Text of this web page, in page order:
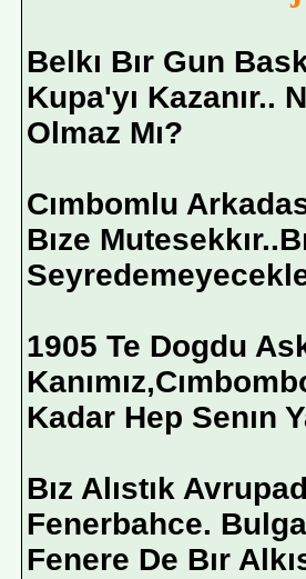
Belkı Bır Gun
Kupa'yı Kazanır..
Olmaz Mı?
Cımbomlu
Bıze
1905 Te Dogdu
Kadar Hep Senın
Bız Alıstık
Fenerbahce.
Fenere De Bır